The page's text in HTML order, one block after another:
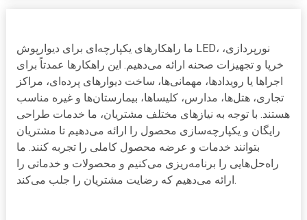
ما راهکارهای یکپارچه‌ای برای دیوارپوش LED، نورپردازی،
خرپا و تجهیزات صحنه ارائه می‌دهیم. این راهکارها عمدتاً برای
اجراها یا رویدادها، مهمانی‌ها، ساخت دیوارهای پرده‌ای، مراکز
تجاری، هتل‌ها، مدارس، کلیساها، بیمارستان‌ها و غیره مناسب
هستند. با توجه به نیازهای مختلف مشتریان، ما خدمات طراحی
رایگان و یکپارچه‌سازی محصول را ارائه می‌دهیم تا مشتریان
بتوانند خدمات و عرضه محصول کاملی را تجربه کنند. ما
راه‌حل‌هایی را برنامه‌ریزی می‌کنیم و محصولات و خدماتی را
ارائه می‌دهیم که رضایت مشتریان را جلب می‌کند.